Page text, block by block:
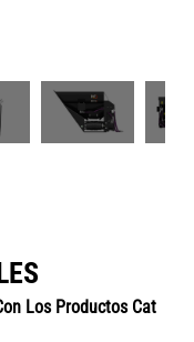
Los Productos Cat